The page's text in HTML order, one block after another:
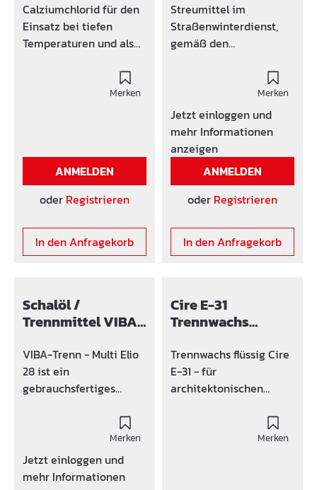
Calziumchlorid für den
Einsatz bei tiefen
Temperaturen und als
Flocken - 25 kg Säcke
Artikelbeschreibung:
bis - 50C°, wenn rasche
Wirkung erforderlich ist
(Blitzeis, Eisplatten,
Staubbindemittel
Merken
ANMELDEN
oder Registrieren
In den Anfragekorb
Streumittel im
Straßenwinterdienst,
gemäß den
TLStreu (Steinsalz). Ihre
Substanz ca. 99,0%
Großteil der Körner zw.
0,4 und 2 mm Mit
Feinanteilen, die schnell
wirken Mit Grobanteilen
(bis 3 mm), die
(Langzeitwirkung)
Klumpt nicht! Natursalz
Merken
Jetzt einloggen und
mehr Informationen
anzeigen
ANMELDEN
oder Registrieren
In den Anfragekorb
Schalöl /
Trennmittel VIBA-
28
VIBA-Trenn - Multi Elio
28 ist ein
gebrauchsfertiges
dessen physikalischen
Eigenschaften eine
einfache Entschalung
des Betons nach dem
Merken
Jetzt einloggen und
mehr Informationen
Cire E-31
Trennwachs
Sichtbeton
Trennwachs flüssig Cire
E-31 - für
architektonischen
Schalungstrennmittel
Merken